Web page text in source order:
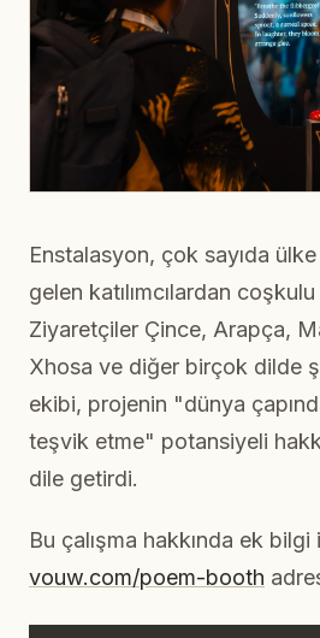
Enstalasyon, çok sayıda
gelen katılımcılardan coşkulu
Ziyaretçiler Çince, Arapça,
Xhosa ve diğer birçok dilde
ekibi, projenin "dünya
teşvik etme" potansiyeli
dile getirdi.
Bu çalışma hakkında ek bilgi
vouw.com/poem-booth